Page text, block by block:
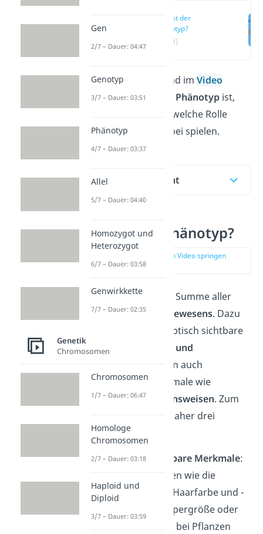
Was ist der
Phänotyp?
(00:13)
In diesem Beitrag und imVideo
erfährst du, was der Phänotyp ist,
wie er entsteht und welche Rolle
Umweltfaktoren dabei spielen.
Inhaltsübersicht
Was ist der Phänotyp?
zur Stelle im Video springen
(00:13)
Der Phänotyp ist die Summe aller
Merkmale eines Lebewesens. Dazu
gehören nicht nur optisch sichtbare
Merkmale wie
Haut- und
, sondern auch
beobachtbare Merkmale wie
bestimmteVerhaltensweisen. Zum
Phänotyp gehören daher drei
Kategorien:
👁️ Optisch sichtbare Merkmale:
äußere Strukturen wie die
Augenfarbe, die Haarfarbe und -
struktur, die Körpergröße oder
die Blütenfarben bei Pflanzen
Gen
2/7 – Dauer: 04:47
Genotyp
3/7 – Dauer: 03:51
Phänotyp
4/7 – Dauer: 03:37
Allel
5/7 – Dauer: 04:40
Homozygot und
Heterozygot
6/7 – Dauer: 03:58
Genwirkkette
7/7 – Dauer: 02:35
Genetik
Chromosomen
Chromosomen
1/7 – Dauer: 06:47
Homologe
Chromosomen
2/7 – Dauer: 03:18
Haploid und
Diploid
3/7 – Dauer: 03:59